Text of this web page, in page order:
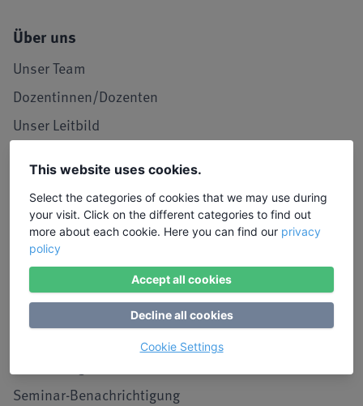
Über uns
Unser Team
Dozentinnen/Dozenten
Unser Leitbild
LIW in den Medien
Jobs und Karriere
Referenzen / Kooperationen
Kontakt, Lob und Kritik
Stimmen von Teilnehmenden
Seminar-Benachrichtigung
This website uses cookies.
Select the categories of cookies that we may use during
your visit. Click on the different categories to find out
more about each cookie. Here you can find our privacy
policy
Accept all cookies
Decline all cookies
Cookie Settings